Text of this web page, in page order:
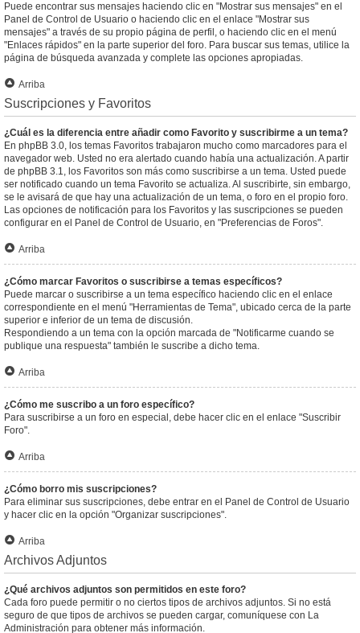
Puede encontrar sus mensajes haciendo clic en "Mostrar sus mensajes" en el
Panel de Control de Usuario o haciendo clic en el enlace "Mostrar sus
mensajes" a través de su propio página de perfil, o haciendo clic en el menú
"Enlaces rápidos" en la parte superior del foro. Para buscar sus temas, utilice la
página de búsqueda avanzada y complete las opciones apropiadas.
Arriba
Suscripciones y Favoritos
¿Cuál es la diferencia entre añadir como Favorito y suscribirme a un tema?
En phpBB 3.0, los temas Favoritos trabajaron mucho como marcadores para el
navegador web. Usted no era alertado cuando había una actualización. A partir
de phpBB 3.1, los Favoritos son más como suscribirse a un tema. Usted puede
ser notificado cuando un tema Favorito se actualiza. Al suscribirte, sin embargo,
se le avisará de que hay una actualización de un tema, o foro en el propio foro.
Las opciones de notificación para los Favoritos y las suscripciones se pueden
configurar en el Panel de Control de Usuario, en "Preferencias de Foros".
Arriba
¿Cómo marcar Favoritos o suscribirse a temas específicos?
Puede marcar o suscribirse a un tema específico haciendo clic en el enlace
correspondiente en el menú "Herramientas de Tema", ubicado cerca de la parte
superior e inferior de un tema de discusión.
Respondiendo a un tema con la opción marcada de "Notificarme cuando se
publique una respuesta" también le suscribe a dicho tema.
Arriba
¿Cómo me suscribo a un foro específico?
Para suscribirse a un foro en especial, debe hacer clic en el enlace "Suscribir
Foro".
Arriba
¿Cómo borro mis suscripciones?
Para eliminar sus suscripciones, debe entrar en el Panel de Control de Usuario
y hacer clic en la opción "Organizar suscripciones".
Arriba
Archivos Adjuntos
¿Qué archivos adjuntos son permitidos en este foro?
Cada foro puede permitir o no ciertos tipos de archivos adjuntos. Si no está
seguro de que tipos de archivos se pueden cargar, comuníquese con La
Administración para obtener más información.